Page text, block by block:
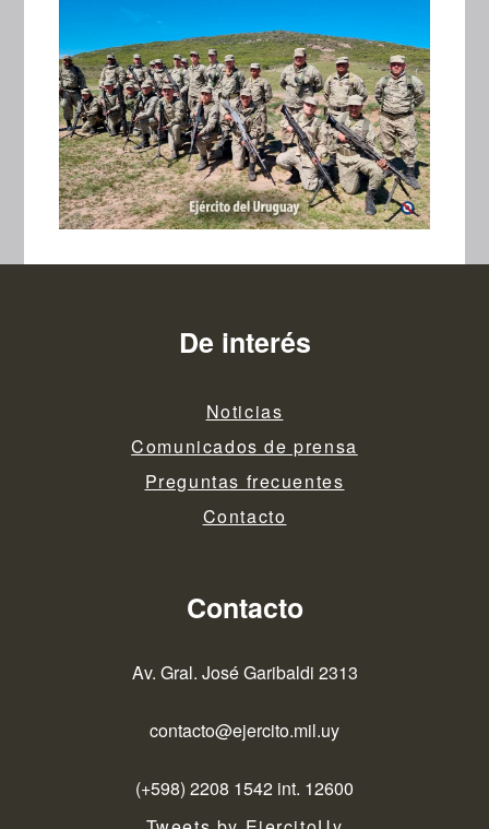
De interés
Noticias
Comunicados de prensa
Preguntas frecuentes
Contacto
Contacto
Av. Gral. José Garibaldi 2313
contacto@ejercito.mil.uy
(+598) 2208 1542 int. 12600